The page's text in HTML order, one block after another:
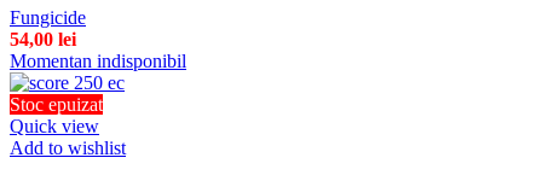
Fungicide
54,00 lei
Momentan indisponibil
Stoc epuizat
Quick view
Add to wishlist